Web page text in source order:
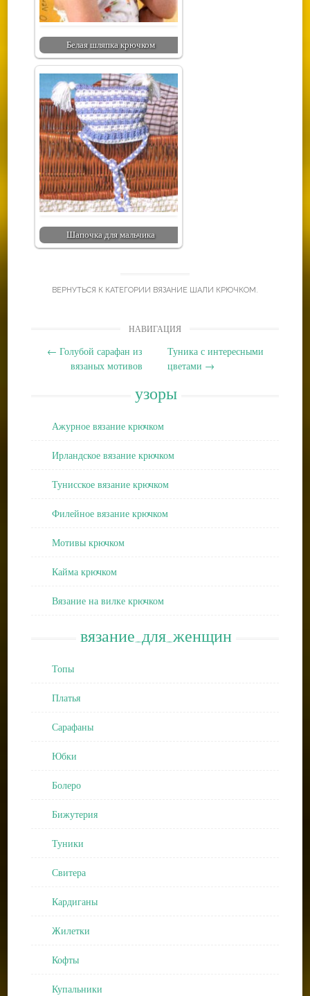
Белая шляпка крючком
Шапочка для мальчика
ВЕРНУТЬСЯ К КАТЕГОРИИ ВЯЗАНИЕ ШАЛИ КРЮЧКОМ.
НАВИГАЦИЯ
← Голубой сарафан из
вязаных мотивов
Туника с интересными
цветами →
узоры
Ажурное вязание крючком
Ирландское вязание крючком
Тунисское вязание крючком
Филейное вязание крючком
Мотивы крючком
Кайма крючком
Вязание на вилке крючком
вязание_для_женщин
Топы
Платья
Сарафаны
Юбки
Болеро
Бижутерия
Туники
Свитера
Кардиганы
Жилетки
Кофты
Купальники